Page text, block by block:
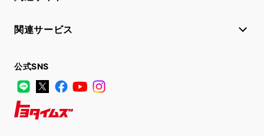
関連サービス
公式SNS
LINE
X FacebookYouTube